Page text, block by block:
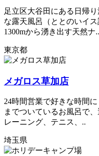
足立区大谷田にある日帰
な露天風呂（ととのいイ
1300mから湧き出す天然ナ..
東京都
メガロス草加店
24時間営業で好きな時間
までついているお風呂で
レーニング、テニス、..
埼玉県